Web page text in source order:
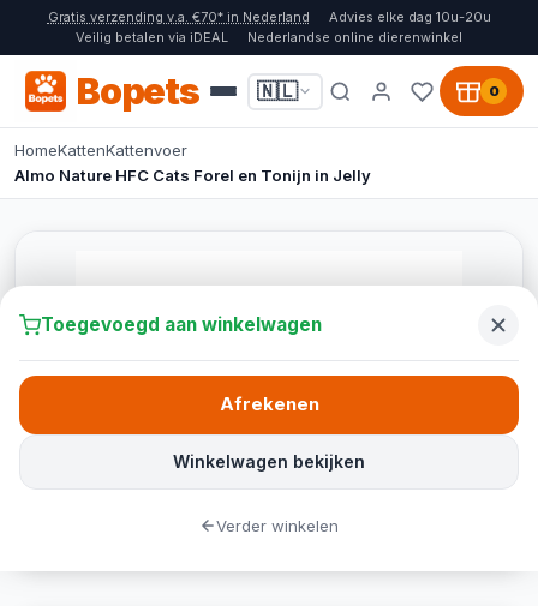
Gratis verzending v.a. €70* in Nederland
Advies elke dag 10u-20u
Veilig betalen via iDEAL
Nederlandse online dierenwinkel
Bopets 🇳🇱 0
HomeKattenKattenvoer
Almo Nature HFC Cats Forel en Tonijn in Jelly
Toegevoegd aan winkelwagen
Winkelwagen bekijken
Afrekenen
Verder winkelen